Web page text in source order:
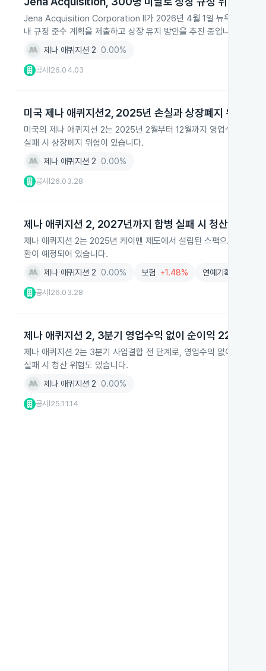
Jena Acquisition Corporation II가 2026년 4월 1일 뉴욕증권거래
내 규정 준수 계획을 제출하고 상장 유지 방안을 추진 중입니다.
제나 애퀴지션 2 0.00%
공시 26.04.03
미국 제나 애퀴지션2, 2025년 손실과 상장폐지 위험
미국의 제나 애퀴지션 2는 2025년 2월부터 12월까지 영업수익은
실패 시 상장폐지 위험이 있습니다.
제나 애퀴지션 2 0.00%
공시 26.03.28
제나 애퀴지션 2, 2027년까지 합병 실패 시 청산 예고
제나 애퀴지션 2는 2025년 케이맨 제도에서 설립된 스팩으로, 뉴욕
환이 예정되어 있습니다.
제나 애퀴지션 2 0.00% 보험 +1.48% 연예기획사
공시 26.03.28
제나 애퀴지션 2, 3분기 영업수익 없이 순이익 228만 달
제나 애퀴지션 2는 3분기 사업결합 전 단계로, 영업수익 없이 이자
실패 시 청산 위험도 있습니다.
제나 애퀴지션 2 0.00%
공시 25.11.14